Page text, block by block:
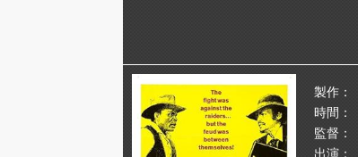
製作
時間
監督
出演